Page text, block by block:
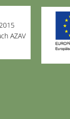
AZAV